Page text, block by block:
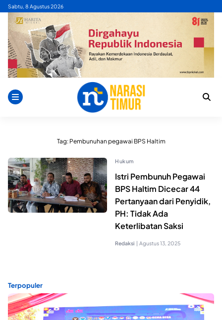
Skip
content
Sabtu, 8 Agustus 2026
Tag: Pembunuhan pegawai BPS Haltim
Hukum
Istri Pembunuh Pegawai
BPS Haltim Dicecar 44
Pertanyaan dari Penyidik,
PH: Tidak Ada
Keterlibatan Saksi
Redaksi | Agustus 13, 2025
Terpopuler